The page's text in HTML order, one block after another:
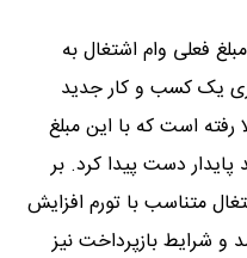
فعلی وام اشتغال به
یک کسب و کار جدید
رفته است که با این مبلغ
دست پیدا کرد. بر
متناسب با تورم افزایش
تومان برسد و شرایط بازپرداخت نیز